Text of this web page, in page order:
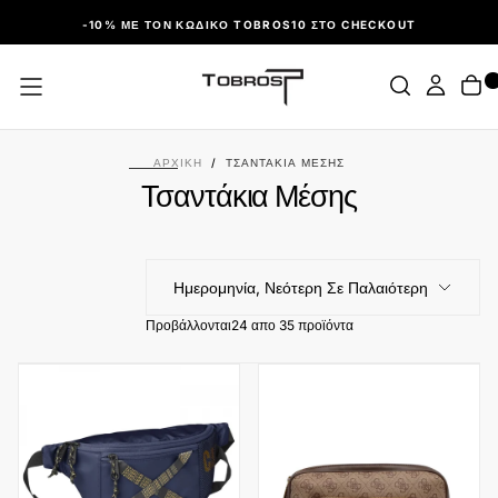
ΠΑΡΆΛΕΙΨΗ-10% ΜΕ ΤΟΝ ΚΩΔΙΚΌ TOBROS10 ΣΤΟ CHECKOUT
ΑΡΧΙΚΉ / ΤΣΑΝΤΆΚΙΑ ΜΈΣΗΣ
Τσαντάκια Μέσης
Ημερομηνία, Νεότερη Σε Παλαιότερη
Προβάλλονται24 απο 35 προϊόντα